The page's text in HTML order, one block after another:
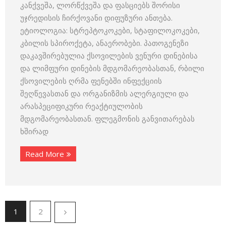
კანქვეშა, ლორწქვეშა და ფასციებს შორისი
უჯრედისის ჩირქოვანი დიფუზური ანთება.
ეტიოლოგია: სტრეპტოკოკები, სტაფილოკოკები,
კბილის სპიროქეტა, ანაერობები. პათოგენეზი
დაკავშირებულია ქსოვილების ვენური დინებისა
და ლიმფური დინების მდგომარეობასთან, რბილი
ქსოვილების ღრმა ფენებში ინფექციის
შეღწევასთან და ორგანიზმის ალერგიული და
არასპეციფიკური რეაქტიულობის
მდგომარეობასთან. ფლეგმონის განვითარებას
ხშირად
Read More
1 2